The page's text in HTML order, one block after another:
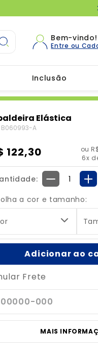
Bem-vindo!
Inclusão
Elástica
B060993-A
122,30
ou
6x
＋
－
a cor e tamanho:
Adicionar ao
Frete
MAIS